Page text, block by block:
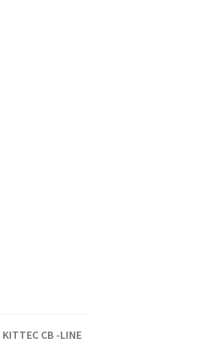
KITTEC CB -LINE